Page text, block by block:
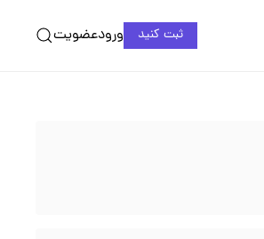
ثبت کنید ورودعضویت